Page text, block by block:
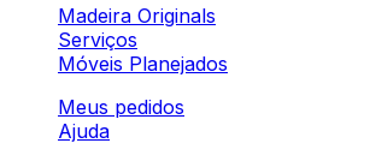
Madeira Originals
Serviços
Móveis Planejados
Meus pedidos
Ajuda